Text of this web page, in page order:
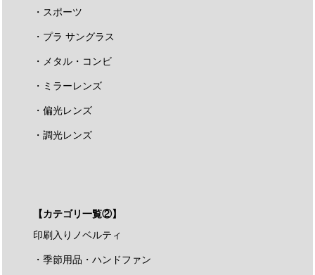
・スポーツ
・プラ サングラス
・メタル・コンビ
・ミラーレンズ
・偏光レンズ
・調光レンズ
【カテゴリ一覧②】
印刷入りノベルティ
・季節用品・ハンドファン